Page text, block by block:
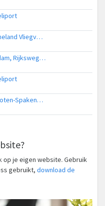
Ambulancehelikopter naar Ameland Vliegveld Ballum
Lifeliner 2 naar Pernis Rotterdam, Rijksweg A15
Politiehelikopter naar Bunschoten-Spakenburg, Bisschopsweg
op je eigen website. Gebruik
gebruikt, download de